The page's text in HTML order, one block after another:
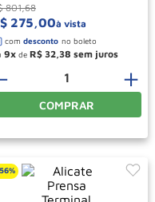
801,68
275,00à vista
9 de R$ 32,38
＋
COMPRAR
56%